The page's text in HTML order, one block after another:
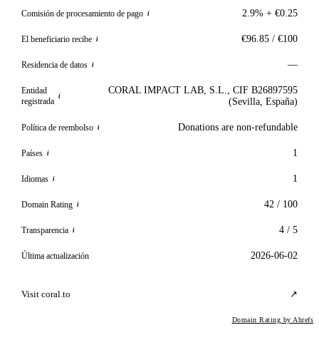
Comisión de procesamiento de pago i 2.9% + €0.25
El beneficiario recibe i €96.85 / €100
Residencia de datos i —
Entidad
registrada i
CORAL IMPACT LAB, S.L., CIF B26897595
(Sevilla, España)
Política de reembolso i Donations are non-refundable
Países i 1
Idiomas i 1
Domain Rating i 42 / 100
Transparencia i 4 / 5
Última actualización 2026-06-02
Visit coral.to ↗
Domain Rating by Ahrefs